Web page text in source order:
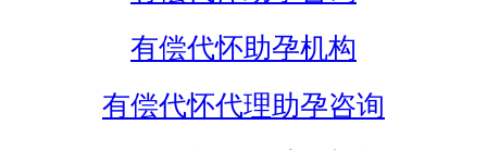
有偿代怀助孕机构
有偿代怀代理助孕咨询